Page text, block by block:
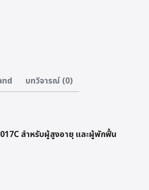
บทวิจารณ์ (0)
สำหรับผู้สูงอายุ และผู้พักฟื้น